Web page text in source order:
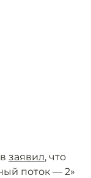
заявил, что
поток — 2»